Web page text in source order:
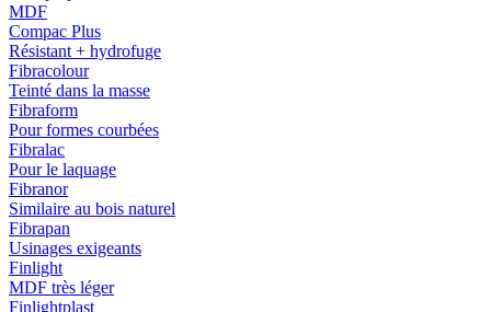
MDF
Compac Plus
Résistant + hydrofuge
Fibracolour
Teinté dans la masse
Fibraform
Pour formes courbées
Fibralac
Pour le laquage
Fibranor
Similaire au bois naturel
Fibrapan
Usinages exigeants
Finlight
MDF très léger
Finlightplast